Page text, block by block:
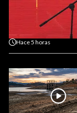
Hace5 horas